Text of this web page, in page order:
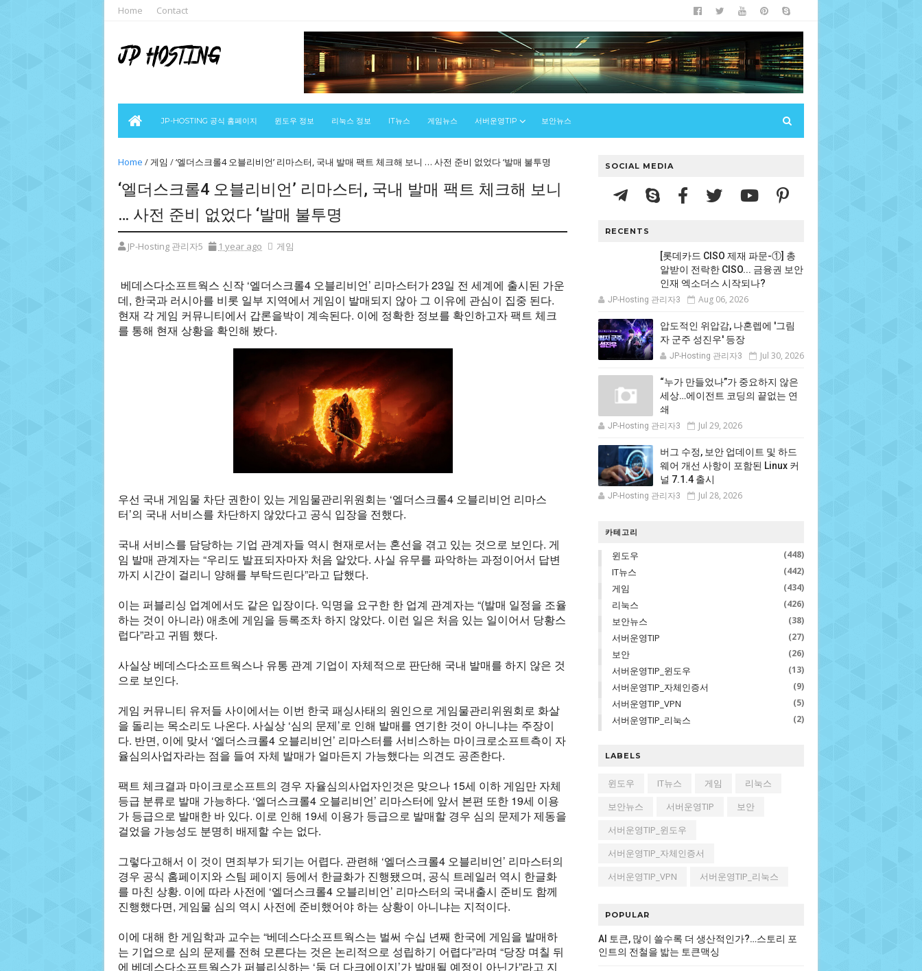
Home Contact
JP-HOSTING 공식 홈페이지 윈도우 정보 리눅스 정보 IT뉴스 게임뉴스 서버운영TIP 보안뉴스
Home /게임 /‘엘더스크롤4 오블리비언’ 리마스터, 국내 발매 팩트 체크해 보니 … 사전 준비 없었다 ‘발매 불투명
‘엘더스크롤4 오블리비언’ 리마스터, 국내 발매 팩트 체크해 보니
… 사전 준비 없었다 ‘발매 불투명
JP-Hosting 관리자5 1 year ago 게임
베데스다소프트웍스 신작 ‘엘더스크롤4 오블리비언’ 리마스터가 23일 전 세계에 출시된 가운
데, 한국과 러시아를 비롯 일부 지역에서 게임이 발매되지 않아 그 이유에 관심이 집중 된다.
현재 각 게임 커뮤니티에서 갑론을박이 계속된다. 이에 정확한 정보를 확인하고자 팩트 체크
를 통해 현재 상황을 확인해 봤다.
우선 국내 게임물 차단 권한이 있는 게임물관리위원회는 ‘엘더스크롤4 오블리비언 리마스
터’의 국내 서비스를 차단하지 않았다고 공식 입장을 전했다.
국내 서비스를 담당하는 기업 관계자들 역시 현재로서는 혼선을 겪고 있는 것으로 보인다. 게
임 발매 관계자는 “우리도 발표되자마자 처음 알았다. 사실 유무를 파악하는 과정이어서 답변
까지 시간이 걸리니 양해를 부탁드린다”라고 답했다.
이는 퍼블리싱 업계에서도 같은 입장이다. 익명을 요구한 한 업계 관계자는 “(발매 일정을 조율
하는 것이 아니라) 애초에 게임을 등록조차 하지 않았다. 이런 일은 처음 있는 일이어서 당황스
럽다”라고 귀띔 했다.
사실상 베데스다소프트웍스나 유통 관계 기업이 자체적으로 판단해 국내 발매를 하지 않은 것
으로 보인다.
게임 커뮤니티 유저들 사이에서는 이번 한국 패싱사태의 원인으로 게임물관리위원회로 화살
을 돌리는 목소리도 나온다. 사실상 ‘심의 문제’로 인해 발매를 연기한 것이 아니냐는 주장이
다. 반면, 이에 맞서 ‘엘더스크롤4 오블리비언’ 리마스터를 서비스하는 마이크로소프트측이 자
율심의사업자라는 점을 들여 자체 발매가 얼마든지 가능했다는 의견도 공존한다.
팩트 체크결과 마이크로소프트의 경우 자율심의사업자인것은 맞으나 15세 이하 게임만 자체
등급 분류로 발매 가능하다. ‘엘더스크롤4 오블리비언’ 리마스터에 앞서 본편 또한 19세 이용
가 등급으로 발매한 바 있다. 이로 인해 19세 이용가 등급으로 발매할 경우 심의 문제가 제동을
걸었을 가능성도 분명히 배제할 수는 없다.
그렇다고해서 이 것이 면죄부가 되기는 어렵다. 관련해 ‘엘더스크롤4 오블리비언’ 리마스터의
경우 공식 홈페이지와 스팀 페이지 등에서 한글화가 진행됐으며, 공식 트레일러 역시 한글화
를 마친 상황. 이에 따라 사전에 ‘엘더스크롤4 오블리비언’ 리마스터의 국내출시 준비도 함께
진행했다면, 게임물 심의 역시 사전에 준비했어야 하는 상황이 아니냐는 지적이다.
이에 대해 한 게임학과 교수는 “베데스다소프트웍스는 벌써 수십 년째 한국에 게임을 발매하
는 기업으로 심의 문제를 전혀 모른다는 것은 논리적으로 성립하기 어렵다”라며 “당장 며칠 뒤
에 베데스다소프트웍스가 퍼블리싱하는 ‘둠 더 다크에이지’가 발매될 예정이 아닌가”라고 지
SOCIAL MEDIA
RECENTS
[롯데카드 CISO 제재 파문-①] 총
알받이 전락한 CISO... 금융권 보안
인재 엑소더스 시작되나?
JP-Hosting 관리자3 Aug 06, 2026
압도적인 위압감, 나혼렙에 '그림
자 군주 성진우' 등장
JP-Hosting 관리자3 Jul 30, 2026
“누가 만들었나”가 중요하지 않은
세상…에이전트 코딩의 끝없는 연
쇄
JP-Hosting 관리자3 Jul 29, 2026
버그 수정, 보안 업데이트 및 하드
웨어 개선 사항이 포함된 Linux 커
널 7.1.4 출시
JP-Hosting 관리자3 Jul 28, 2026
카테고리
윈도우 (448)
IT뉴스 (442)
게임 (434)
리눅스 (426)
보안뉴스 (38)
서버운영TIP (27)
보안 (26)
서버운영TIP_윈도우 (13)
서버운영TIP_자체인증서 (9)
서버운영TIP_VPN (5)
서버운영TIP_리눅스 (2)
LABELS
윈도우 IT뉴스 게임
리눅스
보안뉴스
서버운영TIP
보안
서버운영TIP_윈도우
서버운영TIP_자체인증서
서버운영TIP_VPN
서버운영TIP_리눅스
POPULAR
AI 토큰, 많이 쓸수록 더 생산적인가?…스토리 포
인트의 전철을 밟는 토큰맥싱